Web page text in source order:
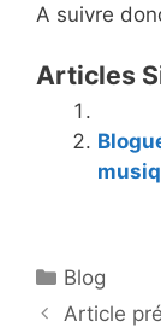
A suivre
Articles
Catégories
Blog
Article